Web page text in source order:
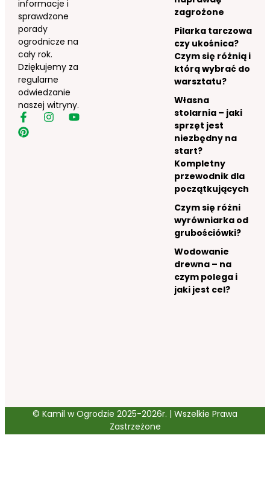
informacje i
sprawdzone
porady
ogrodnicze na
cały rok.
Dziękujemy za
regularne
odwiedzanie
naszej witryny.
zagrożone
Pilarka tarczowa
czy ukośnica?
Czym się różnią i
którą wybrać do
warsztatu?
Własna
stolarnia – jaki
sprzęt jest
niezbędny na
start?
Kompletny
przewodnik dla
początkujących
Czym się różni
wyrówniarka od
grubościówki?
Wodowanie
drewna – na
czym polega i
jaki jest cel?
© Kamil w Ogrodzie 2025-2026r. | Wszelkie Prawa
Zastrzeżone